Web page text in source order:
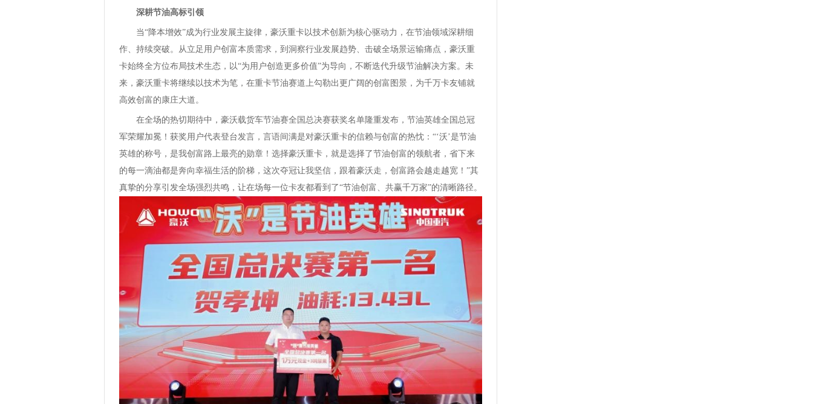
深耕节油高标引领
当“降本增效”成为行业发展主旋律，豪沃重卡以技术创新为核心驱动力，在节油领域深耕细
作、持续突破。从立足用户创富本质需求，到洞察行业发展趋势、击破全场景运输痛点，豪沃重
卡始终全方位布局技术生态，以“为用户创造更多价值”为导向，不断迭代升级节油解决方案。未
来，豪沃重卡将继续以技术为笔，在重卡节油赛道上勾勒出更广阔的创富图景，为千万卡友铺就
高效创富的康庄大道。
在全场的热切期待中，豪沃载货车节油赛全国总决赛获奖名单隆重发布，节油英雄全国总冠
军荣耀加冕！获奖用户代表登台发言，言语间满是对豪沃重卡的信赖与创富的热忱：“‘沃’是节油
英雄的称号，是我创富路上最亮的勋章！选择豪沃重卡，就是选择了节油创富的领航者，省下来
的每一滴油都是奔向幸福生活的阶梯，这次夺冠让我坚信，跟着豪沃走，创富路会越走越宽！”其
真挚的分享引发全场强烈共鸣，让在场每一位卡友都看到了“节油创富、共赢千万家”的清晰路径。